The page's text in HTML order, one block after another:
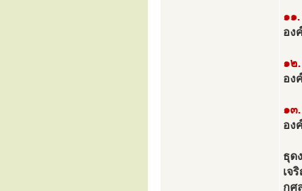
๑๑
อง
๑๒
อง
๑๓
อง
ธุด
เจ
กุศ